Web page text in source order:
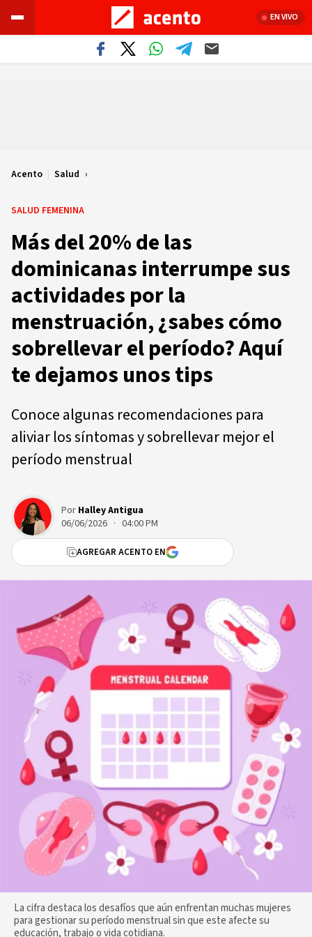
EN VIVO
Acento | Salud
SALUD FEMENINA
Más del 20% de las
dominicanas interrumpe sus
actividades por la
menstruación, ¿sabes cómo
sobrellevar el período? Aquí
te dejamos unos tips
Conoce algunas recomendaciones para
aliviar los síntomas y sobrellevar mejor el
período menstrual
Por Halley Antigua
06/06/2026 · 04:00 PM
AGREGAR ACENTO EN
La cifra destaca los desafíos que aún enfrentan muchas mujeres
para gestionar su período menstrual sin que este afecte su
educación, trabajo o vida cotidiana.